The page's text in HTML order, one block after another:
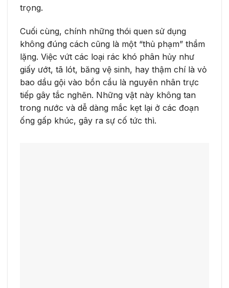
trọng.
Cuối cùng, chính những thói quen sử dụng
không đúng cách cũng là một “thủ phạm” thầm
lặng. Việc vứt các loại rác khó phân hủy như
giấy ướt, tã lót, băng vệ sinh, hay thậm chí là vỏ
bao dầu gội vào bồn cầu là nguyên nhân trực
tiếp gây tắc nghẽn. Những vật này không tan
trong nước và dễ dàng mắc kẹt lại ở các đoạn
ống gấp khúc, gây ra sự cố tức thì.